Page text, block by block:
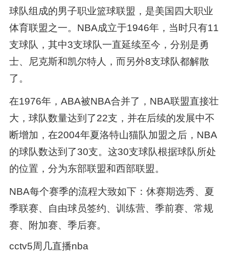
球队组成的男子职业篮球联盟，是美国四大职业
体育联盟之一。NBA成立于1946年，当时只有11
支球队，其中3支球队一直延续至今，分别是勇
士、尼克斯和凯尔特人，而另外8支球队都解散
了。
在1976年，ABA被NBA合并了，NBA联盟直接壮
大，球队数量达到了22支，并在后续的发展中不
断增加，在2004年夏洛特山猫队加盟之后，NBA
的球队数达到了30支。这30支球队根据球队所处
的位置，分为东部联盟和西部联盟。
NBA每个赛季的流程大致如下：休赛期选秀、夏
季联赛、自由球员签约、训练营、季前赛、常规
赛、附加赛、季后赛。
cctv5周几直播nba